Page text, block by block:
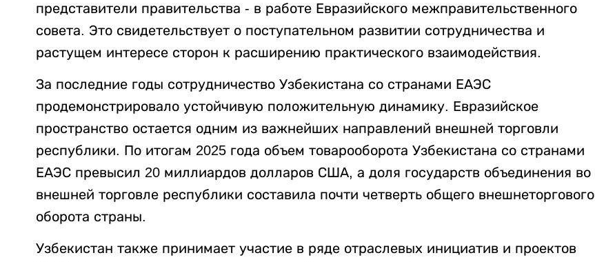
представители правительства - в работе Евразийского межправительственного
совета. Это свидетельствует о поступательном развитии сотрудничества и
растущем интересе сторон к расширению практического взаимодействия.
За последние годы сотрудничество Узбекистана со странами ЕАЭС
продемонстрировало устойчивую положительную динамику. Евразийское
пространство остается одним из важнейших направлений внешней торговли
республики. По итогам 2025 года объем товарооборота Узбекистана со странами
ЕАЭС превысил 20 миллиардов долларов США, а доля государств объединения во
внешней торговле республики составила почти четверть общего внешнеторгового
оборота страны.
Узбекистан также принимает участие в ряде отраслевых инициатив и проектов